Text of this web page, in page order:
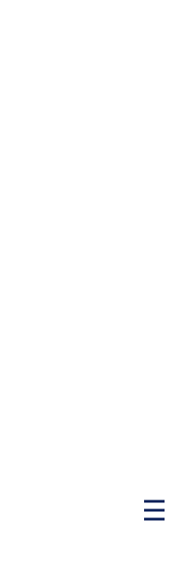
P
r